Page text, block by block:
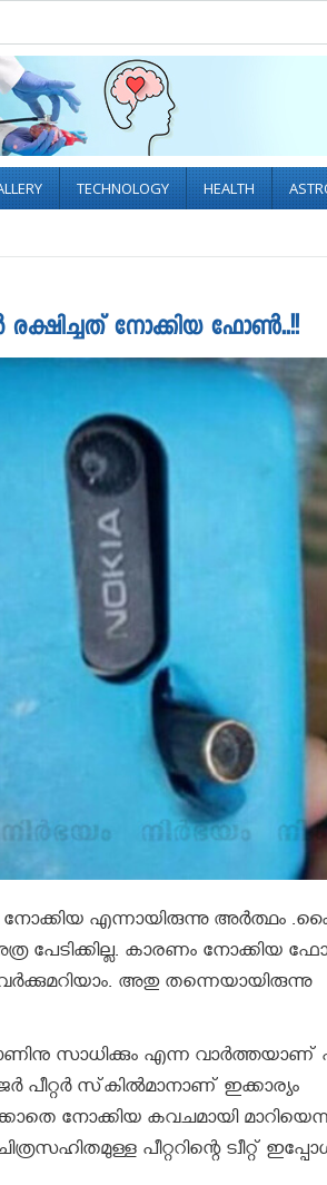
TECHNOLOGY HEALTH
നോക്കിയ ഫോൺ..!!
എന്നായിരുന്നു അർത്ഥം
കാരണം നോക്കിയ
അതു തന്നെയായിരുന്നു
സാധിക്കും എന്ന വാര്‍ത്തയാണ്
സ്‌കില്‍മാനാണ് ഇക്കാര്യം
നോക്കിയ കവചമായി മാറിയെന്ന്
പീറ്ററിന്റെ ട്വീറ്റ്